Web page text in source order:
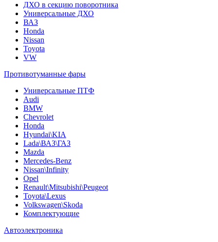
ДХО в секцию поворотника
Универсальные ДХО
ВАЗ
Honda
Nissan
Toyota
VW
Противотуманные фары
Универсальные ПТФ
Audi
BMW
Chevrolet
Honda
Hyundai\KIA
Lada\ВАЗ\ГАЗ
Mazda
Mercedes-Benz
Nissan\Infinity
Opel
Renault\Mitsubishi\Peugeot
Toyota\Lexus
Volkswagen\Skoda
Комплектующие
Автоэлектроника